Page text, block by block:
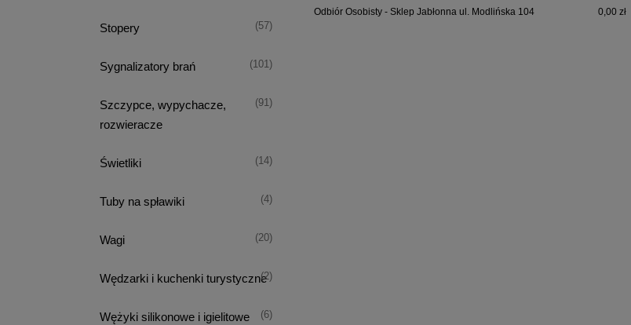
Stopery (57)
Sygnalizatory brań (101)
Szczypce, wypychacze,
rozwieracze
(91)
Świetliki (14)
Tuby na spławiki (4)
Wagi (20)
Wędzarki i kuchenki turystyczne(2)
Wężyki silikonowe i igielitowe (6)
Odbiór Osobisty - Sklep Jabłonna ul. Modlińska 104 0,00 zł